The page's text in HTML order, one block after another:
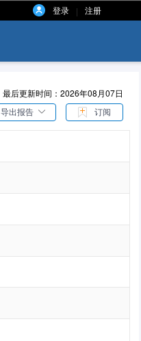
登录 | 注册
最后更新时间：2026年08月07日
导出报告 订阅